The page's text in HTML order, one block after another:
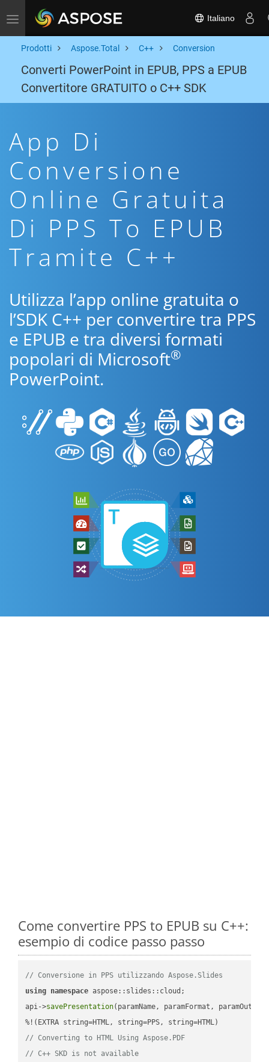
Toggle navigation Italiano
Prodotti Aspose.Total C++ Conversion
Converti PowerPoint in EPUB, PPS a EPUB
Convertitore GRATUITO o C++ SDK
App Di
Conversione
Online Gratuita
Di PPS To EPUB
Tramite C++
Utilizza l’app online gratuita o
l’SDK C++ per convertire tra PPS
e EPUB e tra diversi formati
popolari di Microsoft®
PowerPoint.
Come convertire PPS to EPUB su C++:
esempio di codice passo passo
// Conversione in PPS utilizzando Aspose.Slides
using namespace aspose::slides::cloud;
api->savePresentation(paramName, paramFormat,
// Converting to HTML Using Aspose.PDF
// C++ SKD is not available